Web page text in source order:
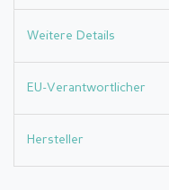
Weitere Details
EU-Verantwortlicher
Hersteller